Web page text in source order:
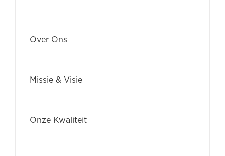
Over Ons
Missie & Visie
Onze Kwaliteit